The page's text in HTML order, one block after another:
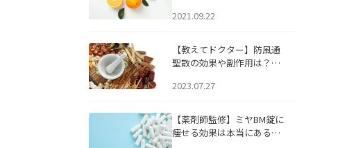
2021.09.22
【教えてドクター】防風通
聖散の効果や副作用は？長
2023.07.27
【薬剤師監修】ミヤBM錠に
痩せる効果は本当にある